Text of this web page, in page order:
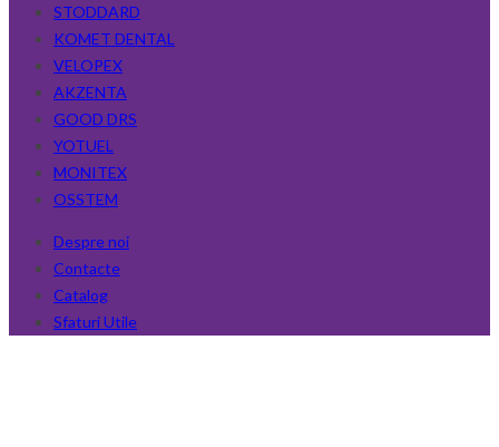
STODDARD
KOMET DENTAL
VELOPEX
AKZENTA
GOOD DRS
YOTUEL
MONITEX
OSSTEM
Despre noi
Contacte
Catalog
Sfaturi Utile